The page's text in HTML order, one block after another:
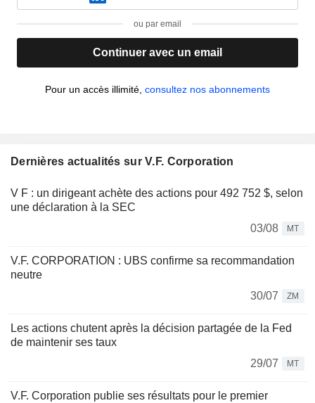
ou par email
Continuer avec un email
Pour un accès illimité, consultez nos abonnements
Dernières actualités sur V.F. Corporation
V F : un dirigeant achète des actions pour 492 752 $, selon
une déclaration à la SEC
03/08
MT
V.F. CORPORATION : UBS confirme sa recommandation
neutre
30/07
ZM
Les actions chutent après la décision partagée de la Fed
de maintenir ses taux
29/07
MT
V.F. Corporation publie ses résultats pour le premier